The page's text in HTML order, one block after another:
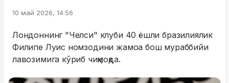
10 май 2026, 14:56
Лондоннинг "Челси" клуби 40 ёшли бразилиялик
Филипе Луис номзодини жамоа бош мураббийи
лавозимига кўриб чиқмоқда.